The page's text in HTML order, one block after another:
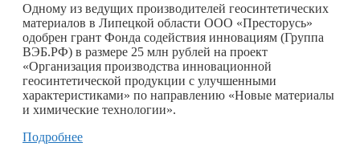
Одному из ведущих производителей геосинтетических
материалов в Липецкой области ООО «Престорусь»
одобрен грант Фонда содействия инновациям (Группа
ВЭБ.РФ) в размере 25 млн рублей на проект
«Организация производства инновационной
геосинтетической продукции с улучшенными
характеристиками» по направлению «Новые материалы
и химические технологии».
Подробнее